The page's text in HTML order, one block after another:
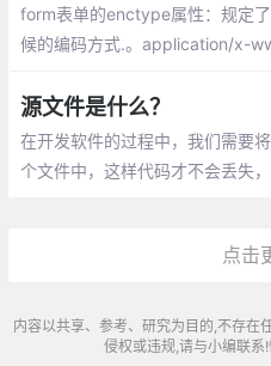
form表单的enctype属性：规定
候的编码方式.。application/x-
片、mp3、文件，text/plain：纯
不支持特殊字符编码。
源文件是什么？
在开发软件的过程中，我们需要
个文件中，这样代码才不会丢失
点击
内容以共享、参考、研究为目的,不存在
侵权或违规,请与小编联